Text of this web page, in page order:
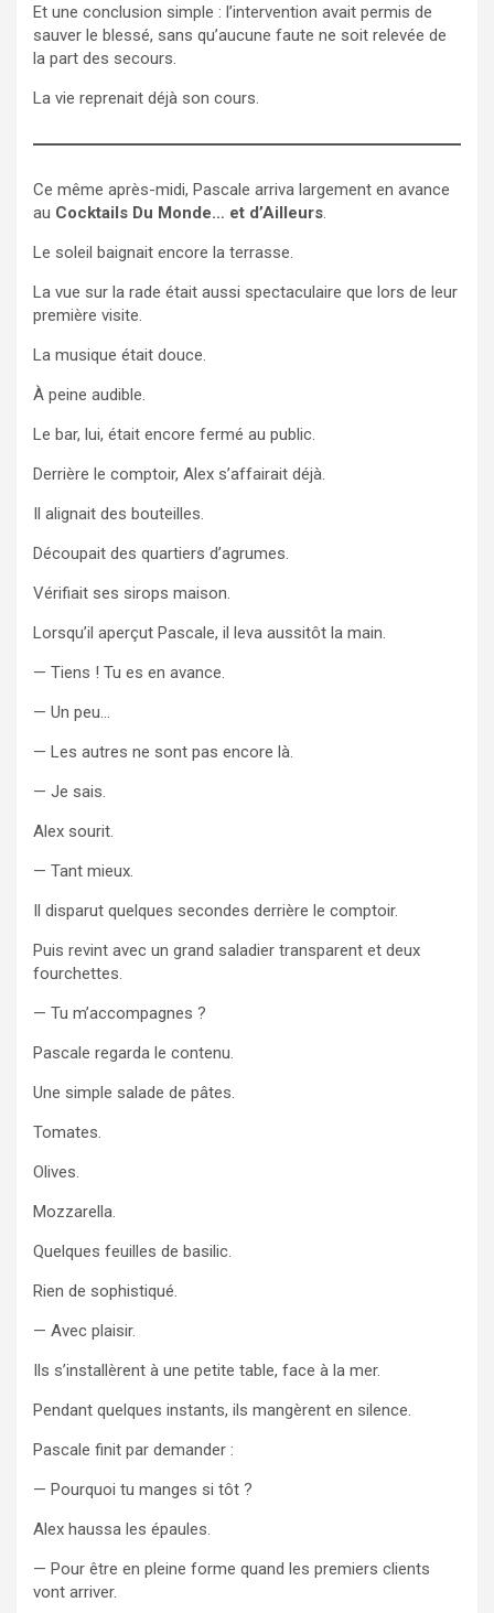
Et une conclusion simple : l’intervention avait permis de
sauver le blessé, sans qu’aucune faute ne soit relevée de
la part des secours.
La vie reprenait déjà son cours.
Ce même après-midi, Pascale arriva largement en avance
au Cocktails Du Monde… et d’Ailleurs.
Le soleil baignait encore la terrasse.
La vue sur la rade était aussi spectaculaire que lors de leur
première visite.
La musique était douce.
À peine audible.
Le bar, lui, était encore fermé au public.
Derrière le comptoir, Alex s’affairait déjà.
Il alignait des bouteilles.
Découpait des quartiers d’agrumes.
Vérifiait ses sirops maison.
Lorsqu’il aperçut Pascale, il leva aussitôt la main.
— Tiens ! Tu es en avance.
— Un peu…
— Les autres ne sont pas encore là.
— Je sais.
Alex sourit.
— Tant mieux.
Il disparut quelques secondes derrière le comptoir.
Puis revint avec un grand saladier transparent et deux
fourchettes.
— Tu m’accompagnes ?
Pascale regarda le contenu.
Une simple salade de pâtes.
Tomates.
Olives.
Mozzarella.
Quelques feuilles de basilic.
Rien de sophistiqué.
— Avec plaisir.
Ils s’installèrent à une petite table, face à la mer.
Pendant quelques instants, ils mangèrent en silence.
Pascale finit par demander :
— Pourquoi tu manges si tôt ?
Alex haussa les épaules.
— Pour être en pleine forme quand les premiers clients
vont arriver.